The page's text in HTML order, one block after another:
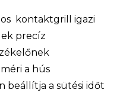
kontaktgrill igazi
precíz
a hús
beállítja a sütési időt